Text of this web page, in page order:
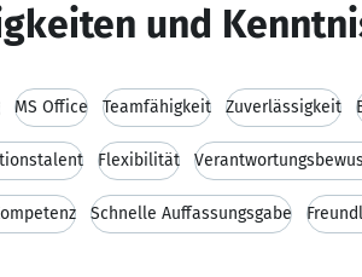
und
MS Office Teamfähigkeit Zuverlässigkeit
Flexibilität
Schnelle Auffassungsgabe